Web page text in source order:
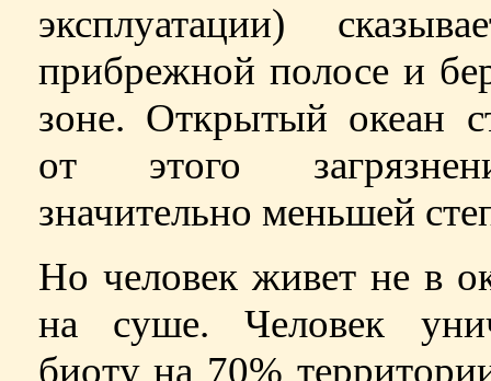
эксплуатации)
прибрежной полосе и
зоне. Открытый океан
от этого
значительно меньшей
Но человек живет не в
на суше. Человек
биоту на 70%